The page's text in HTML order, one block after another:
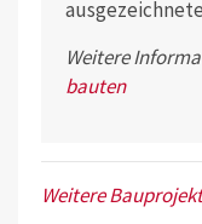
Weitere
bauten
Weitere